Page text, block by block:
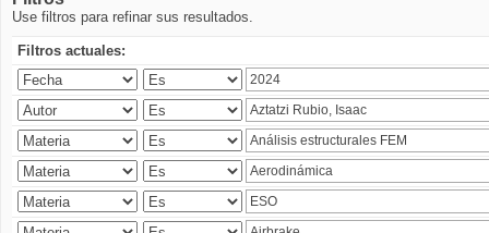
Use filtros para refinar sus resultados.
Filtros actuales: